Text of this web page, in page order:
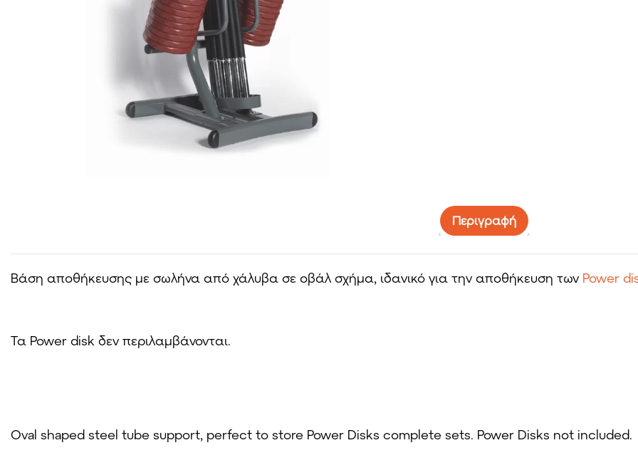
Περιγραφή
Βάση αποθήκευσης με σωλήνα από χάλυβα σε οβάλ σχήμα, ιδανικό για την αποθήκευση των Power
Τα Power disk δεν περιλαμβάνονται.
Oval shaped steel tube support, perfect to store Power Disks complete sets. Power Disks not included.